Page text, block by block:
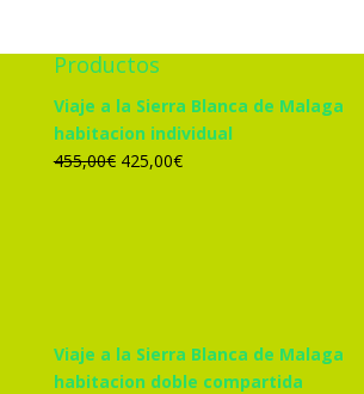
Productos
Viaje a la Sierra Blanca de Malaga
habitacion individual
455,00€ El
425,00€El
Viaje a la Sierra Blanca de Malaga
habitacion doble compartida